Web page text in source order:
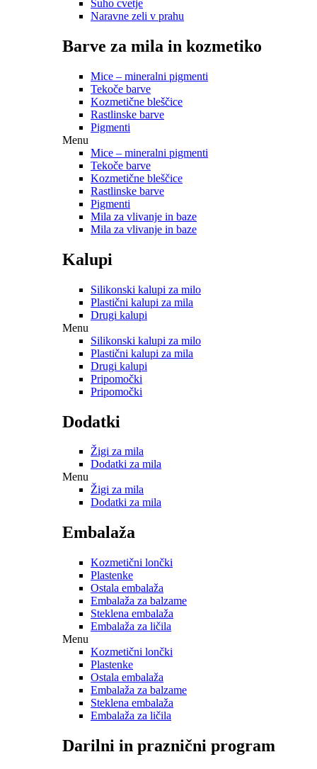
Suho cvetje
Naravne zeli v prahu
Barve za mila in kozmetiko
Mice – mineralni pigmenti
Tekoče barve
Kozmetične bleščice
Rastlinske barve
Pigmenti
Menu
Mice – mineralni pigmenti
Tekoče barve
Kozmetične bleščice
Rastlinske barve
Pigmenti
Mila za vlivanje in baze
Mila za vlivanje in baze
Kalupi
Silikonski kalupi za milo
Plastični kalupi za mila
Drugi kalupi
Menu
Silikonski kalupi za milo
Plastični kalupi za mila
Drugi kalupi
Pripomočki
Pripomočki
Dodatki
Žigi za mila
Dodatki za mila
Menu
Žigi za mila
Dodatki za mila
Embalaža
Kozmetični lončki
Plastenke
Ostala embalaža
Embalaža za balzame
Steklena embalaža
Embalaža za ličila
Menu
Kozmetični lončki
Plastenke
Ostala embalaža
Embalaža za balzame
Steklena embalaža
Embalaža za ličila
Darilni in praznični program